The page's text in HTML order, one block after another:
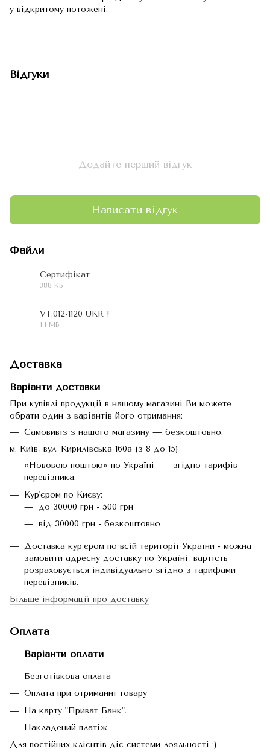
у відкритому потожені.
Відгуки
Додайте перший відгук
Написати відгук
Файли
Сертифікат
388 КБ
VT.012-1120 UKR !
1.1 МБ
Доставка
Варіанти доставки
При купівлі продукції в нашому магазині Ви можете
обрати один з варіантів його отримання:
Самовивіз з нашого магазину — безкоштовно.
м. Київ, вул. Кирилівська 160а (з 8 до 15)
«Нововою поштою» по Україні — згідно тарифів
перевізника.
Кур'єром по Києву:
до 30000 грн - 500 грн
від 30000 грн - безкоштовно
Доставка кур’єром по всій території України - можна
замовити адресну доставку по Україні, вартість
розраховується індивідуально згідно з тарифами
перевізників.
Більше інформації про доставку
Оплата
Варіанти оплати
Безготівкова оплата
Оплата при отриманні товару
На карту "Приват Банк".
Накладений платіж
Для постійних клієнтів діє системи лояльності :)